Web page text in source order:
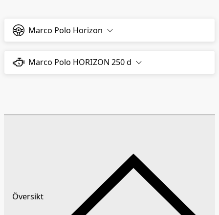
Marco Polo Horizon
Marco Polo HORIZON 250 d
Översikt